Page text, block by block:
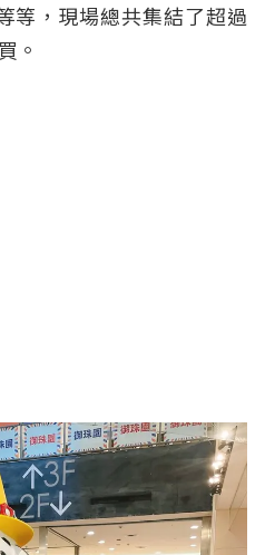
等，現場總共集結了超過
。